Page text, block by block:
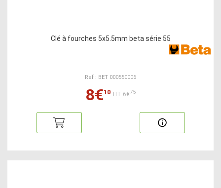
Clé à fourches 5x5.5mm beta série 55
Ref : BET 000550006
8€10 HT:6€75